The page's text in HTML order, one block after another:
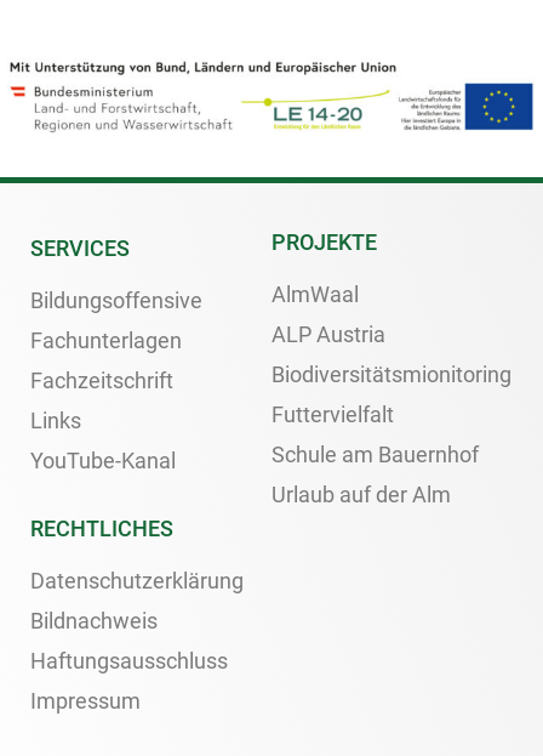
SERVICES
Bildungsoffensive
Fachunterlagen
Fachzeitschrift
Links
YouTube-Kanal
PROJEKTE
AlmWaal
ALP Austria
Biodiversitätsmionitoring
Futtervielfalt
Schule am Bauernhof
Urlaub auf der Alm
RECHTLICHES
Datenschutzerklärung
Bildnachweis
Haftungsausschluss
Impressum